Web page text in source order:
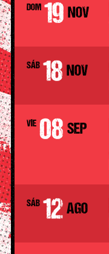
DOM 19 NOV
SÁB 18 NOV
VIE 08 SEP
SÁB 12 AGO